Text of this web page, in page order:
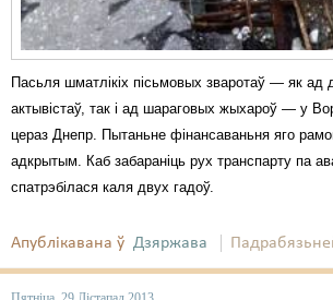
Пасьля шматлікіх пісьмовых зваротаў — як ад
актывістаў, так і ад шараговых жыхароў — у
цераз Днепр. Пытаньне фінансаваньня яго
адкрытым. Каб забараніць рух транспарту па
спатрэбілася каля двух гадоў.
Апублікавана ў Дзяржава